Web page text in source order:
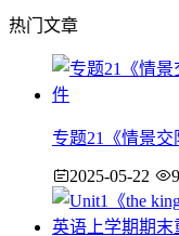
热门文章
专题21《情景交
2025-05-22